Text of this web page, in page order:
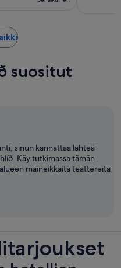
per
Aukeaa
suositut
sinun kannattaa lähteä
Käy tutkimassa tämän
maineikkaita teattereita